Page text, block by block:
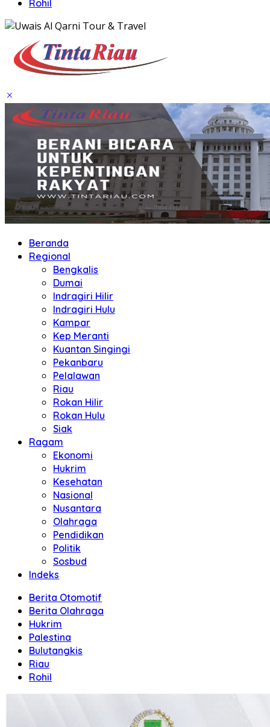
Rohil
Beranda
Regional
Bengkalis
Dumai
Indragiri Hilir
Indragiri Hulu
Kampar
Kep Meranti
Kuantan Singingi
Pekanbaru
Pelalawan
Riau
Rokan Hilir
Rokan Hulu
Siak
Ragam
Ekonomi
Hukrim
Kesehatan
Nasional
Nusantara
Olahraga
Pendidikan
Politik
Sosbud
Indeks
Berita Otomotif
Berita Olahraga
Hukrim
Palestina
Bulutangkis
Riau
Rohil